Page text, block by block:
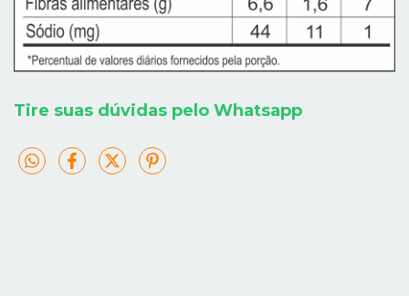
Tire suas dúvidas pelo Whatsapp